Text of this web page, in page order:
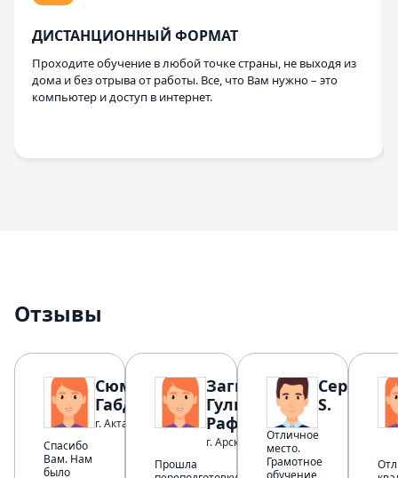
ДИСТАНЦИОННЫЙ ФОРМАТ
Проходите обучение в любой точке страны, не выходя из
дома и без отрыва от работы. Все, что Вам нужно – это
компьютер и доступ в интернет.
Отзывы
Сюмбель
Габдулловна
г. Актаныш
Спасибо
Вам. Нам
было
Загидуллина
Гульнара
Рафисовна
г. Арск
Прошла
Сергей
S.
Отличное
место.
Грамотное